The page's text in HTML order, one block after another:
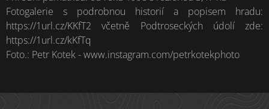
Fotogalerie s podrobnou historií a popisem hradu:
https://1url.cz/KKfT2 včetně Podtroseckých údolí zde:
https://1url.cz/kKfTq
Foto.: Petr Kotek - www.instagram.com/petrkotekphoto